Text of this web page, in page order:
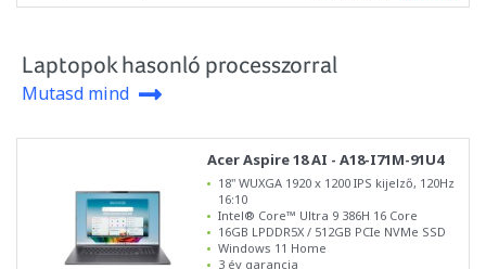
Laptopok hasonló processzorral
Mutasd mind
Acer Aspire 18 AI - A18-I71M-91U4
18" WUXGA 1920 x 1200 IPS kijelző, 120Hz
16:10
Intel® Core™ Ultra 9 386H 16 Core
16GB LPDDR5X / 512GB PCIe NVMe SSD
Windows 11 Home
3 év garancia